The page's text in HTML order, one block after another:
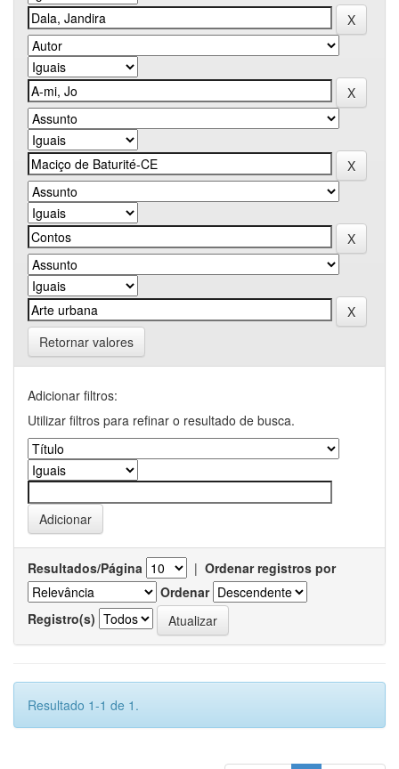
Retornar valores
Adicionar filtros:
Utilizar filtros para refinar o resultado de busca.
Resultados/Página | Ordenar registros por
Ordenar
Registro(s)
Resultado 1-1 de 1.